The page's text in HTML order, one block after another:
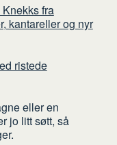
fra
kantareller og nyr
ristede
eller en
jo litt søtt, så